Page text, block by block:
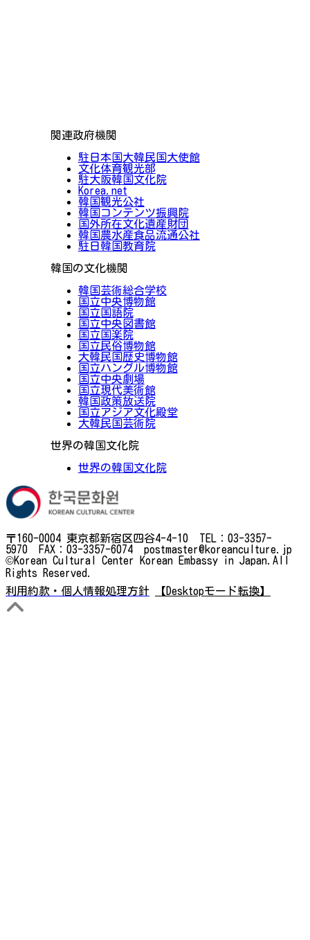
関連政府機関
駐日本国大韓民国大使館
文化体育観光部
駐大阪韓国文化院
Korea.net
韓国観光公社
韓国コンテンツ振興院
国外所在文化遺産財団
韓国農水産食品流通公社
駐日韓国教育院
韓国の文化機関
韓国芸術総合学校
国立中央博物館
国立国語院
国立中央図書館
国立国楽院
国立民俗博物館
大韓民国歴史博物館
国立ハングル博物館
国立中央劇場
国立現代美術館
韓国政策放送院
国立アジア文化殿堂
大韓民国芸術院
世界の韓国文化院
世界の韓国文化院
〒160-0004 東京都新宿区四谷4-4-10 TEL：03-3357-
5970 FAX：03-3357-6074 postmaster@koreanculture.jp
©Korean Cultural Center Korean Embassy in Japan.All
Rights Reserved.
利用約款・個人情報処理方針
【Desktopモード転換】